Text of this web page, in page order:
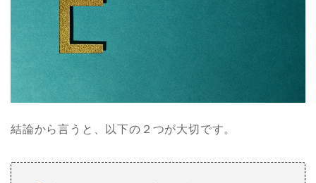
結論から言うと、以下の２つが大切です。